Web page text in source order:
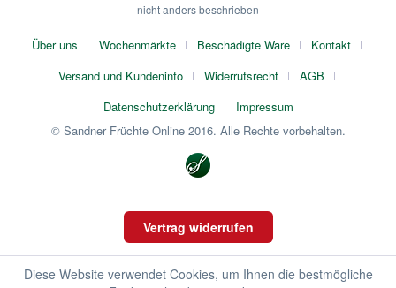
nicht anders beschrieben
Über uns Wochenmärkte Beschädigte Ware
Kontakt
Versand und Kundeninfo
Widerrufsrecht
AGB
Datenschutzerklärung
Impressum
© Sandner Früchte Online 2016. Alle Rechte vorbehalten.
Vertrag widerrufen
Diese Website verwendet Cookies, um Ihnen die bestmögliche